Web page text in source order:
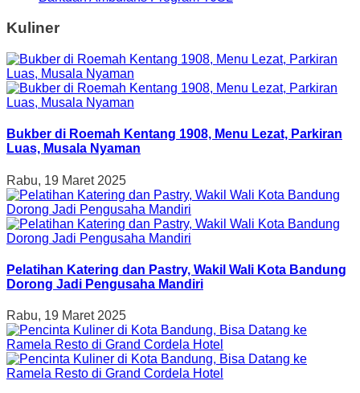
Kuliner
Bukber di Roemah Kentang 1908, Menu Lezat, Parkiran
Luas, Musala Nyaman
Rabu, 19 Maret 2025
Pelatihan Katering dan Pastry, Wakil Wali Kota Bandung
Dorong Jadi Pengusaha Mandiri
Rabu, 19 Maret 2025